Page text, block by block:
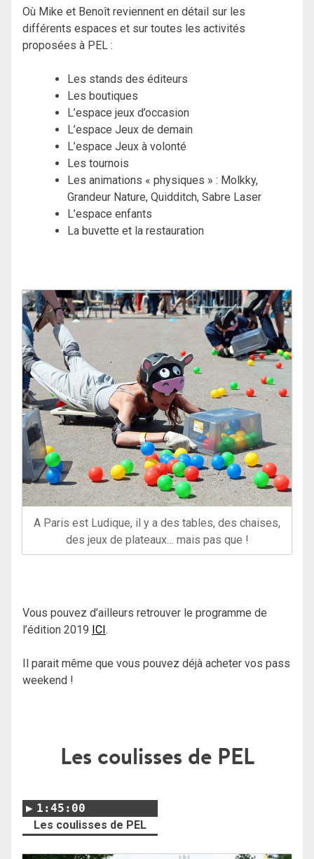
Où Mike et Benoît reviennent en détail sur les
différents espaces et sur toutes les activités
proposées à PEL :
Les stands des éditeurs
Les boutiques
L’espace jeux d’occasion
L’espace Jeux de demain
L’espace Jeux à volonté
Les tournois
Les animations « physiques » : Molkky,
Grandeur Nature, Quidditch, Sabre Laser
L’espace enfants
La buvette et la restauration
A Paris est Ludique, il y a des tables, des chaises,
des jeux de plateaux… mais pas que !
Vous pouvez d’ailleurs retrouver le programme de
l’édition 2019 ICI .
Il parait même que vous pouvez déjà acheter vos pass
weekend !
Les coulisses de PEL
1:45:00
Les coulisses de PEL